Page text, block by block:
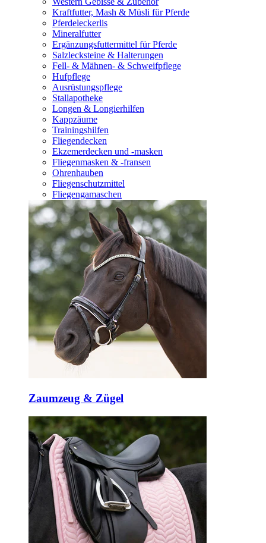
Kraftfutter, Mash & Müsli für Pferde
Pferdeleckerlis
Mineralfutter
Ergänzungsfuttermittel für Pferde
Salzlecksteine & Halterungen
Fell- & Mähnen- & Schweifpflege
Hufpflege
Ausrüstungspflege
Stallapotheke
Longen & Longierhilfen
Kappzäume
Trainingshilfen
Fliegendecken
Ekzemerdecken und -masken
Fliegenmasken & -fransen
Ohrenhauben
Fliegenschutzmittel
Fliegengamaschen
Zaumzeug & Zügel